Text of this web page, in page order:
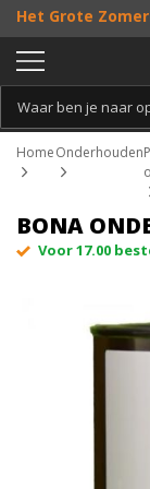
Het Grote
bestelling vanaf
Persoonlijk & gratis
HomeOnderhouden
BONA
Voor 17.00